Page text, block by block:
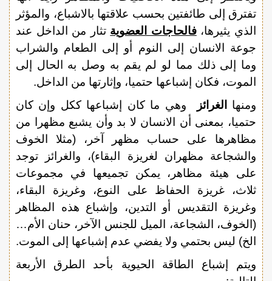
تفترق إلى طائفتين بحسب علاقتها بالاشباع، والمؤثر
الذي يثيرها،فالحاجات العضوية تثار من الداخل عند
جوعة الانسان إلى النوم أو إلى الطعام والشراب
وما إلى ذلك مما لو لم يقم به وصل به الحال إلى
الموت، فكان إشباعها حتميا، وإثارتها من الداخل.
ومنها
الغرائز
وهي ما كان إشباعها ككل وإن كان
حتميا، بمعنى أن الانسان لا بد وأن يشبع مظهرا من
مظاهرها على حساب مظهر آخر، (مثلا الخوف
والشجاعة مظهران لغريزة البقاء)، والغرائز توجد
على هيئة مظاهر، يمكن تجميعها في مجموعات
ثلاث، غريزة الحفاظ على النوع، وغريزة البقاء،
وغريزة التقديس أو التدين، وإشباع هذه المظاهر
(الخوف، الشجاعة، الميل للجنس الآخر، حنان الأم…
الخ) ليس بحتمي ولا يفضي عدم إشباعها إلى الموت.
ويتم إشباع الطاقة الحيوية بأحد الطرق الأربعة